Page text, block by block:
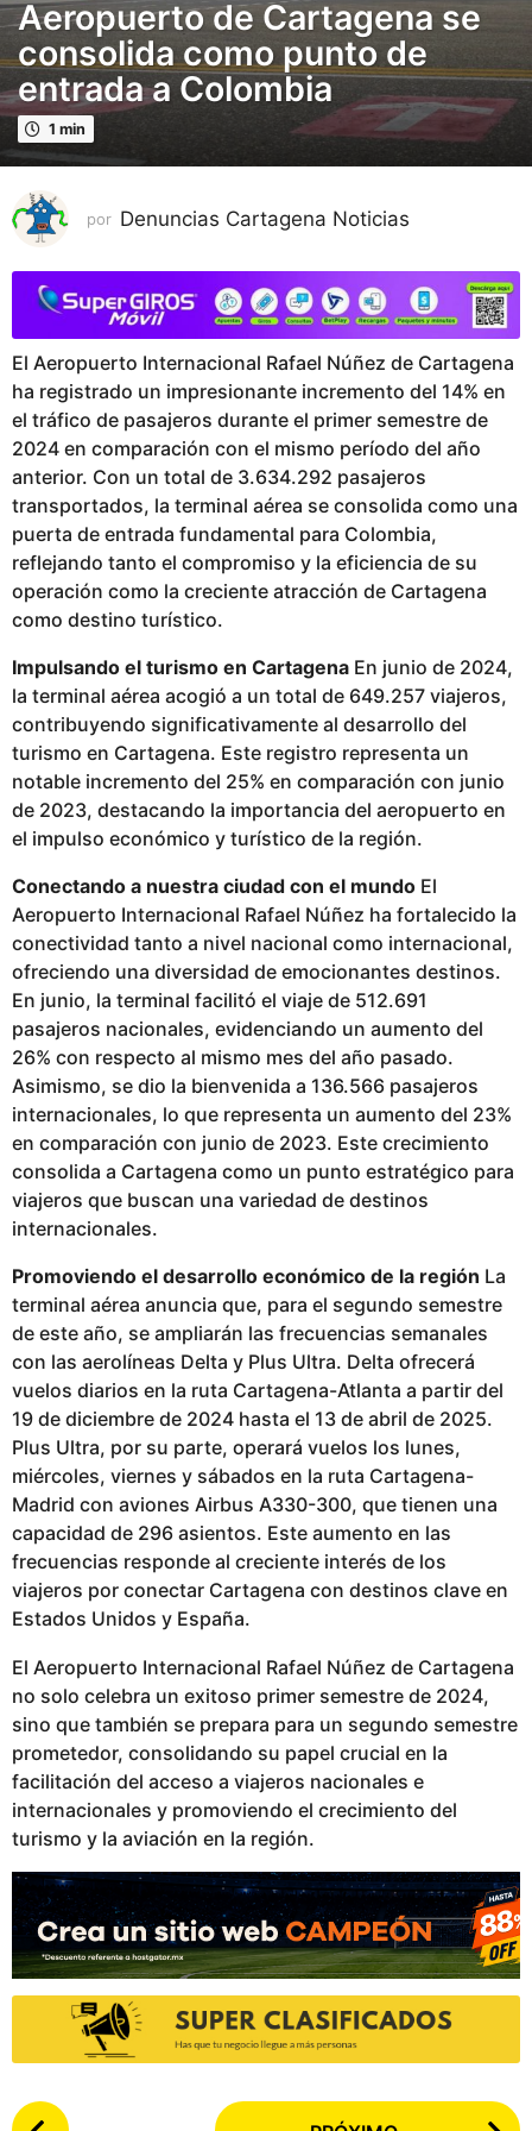
ñ
o
s
p
u
b
i
c
a
2
a
ñ
o
s
p
u
b
l
i
a
d
o
Aeropuerto de Cartagena se
consolida como punto de
entrada a Colombia
1 min
por Denuncias Cartagena Noticias
El Aeropuerto Internacional Rafael Núñez de Cartagena
ha registrado un impresionante incremento del 14% en
el tráfico de pasajeros durante el primer semestre de
2024 en comparación con el mismo período del año
anterior. Con un total de 3.634.292 pasajeros
transportados, la terminal aérea se consolida como una
puerta de entrada fundamental para Colombia,
reflejando tanto el compromiso y la eficiencia de su
operación como la creciente atracción de Cartagena
como destino turístico.
Impulsando el turismo en Cartagena En junio de 2024,
la terminal aérea acogió a un total de 649.257 viajeros,
contribuyendo significativamente al desarrollo del
turismo en Cartagena. Este registro representa un
notable incremento del 25% en comparación con junio
de 2023, destacando la importancia del aeropuerto en
el impulso económico y turístico de la región.
Conectando a nuestra ciudad con el mundo El
Aeropuerto Internacional Rafael Núñez ha fortalecido la
conectividad tanto a nivel nacional como internacional,
ofreciendo una diversidad de emocionantes destinos.
En junio, la terminal facilitó el viaje de 512.691
pasajeros nacionales, evidenciando un aumento del
26% con respecto al mismo mes del año pasado.
Asimismo, se dio la bienvenida a 136.566 pasajeros
internacionales, lo que representa un aumento del 23%
en comparación con junio de 2023. Este crecimiento
consolida a Cartagena como un punto estratégico para
viajeros que buscan una variedad de destinos
internacionales.
Promoviendo el desarrollo económico de la región La
terminal aérea anuncia que, para el segundo semestre
de este año, se ampliarán las frecuencias semanales
con las aerolíneas Delta y Plus Ultra. Delta ofrecerá
vuelos diarios en la ruta Cartagena-Atlanta a partir del
19 de diciembre de 2024 hasta el 13 de abril de 2025.
Plus Ultra, por su parte, operará vuelos los lunes,
miércoles, viernes y sábados en la ruta Cartagena-
Madrid con aviones Airbus A330-300, que tienen una
capacidad de 296 asientos. Este aumento en las
frecuencias responde al creciente interés de los
viajeros por conectar Cartagena con destinos clave en
Estados Unidos y España.
El Aeropuerto Internacional Rafael Núñez de Cartagena
no solo celebra un exitoso primer semestre de 2024,
sino que también se prepara para un segundo semestre
prometedor, consolidando su papel crucial en la
facilitación del acceso a viajeros nacionales e
internacionales y promoviendo el crecimiento del
turismo y la aviación en la región.
P